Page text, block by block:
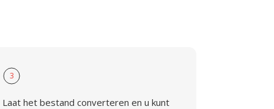
3
Laat het bestand converteren en u kunt